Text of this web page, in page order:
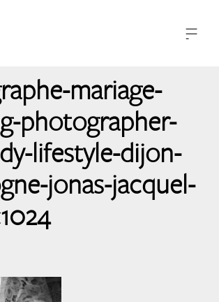
—
—
-
mariage-
photographer-
lifestyle-dijon-
jonas-jacquel-